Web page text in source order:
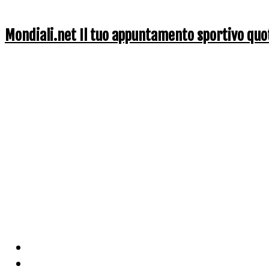
Mondiali.net Il tuo appuntamento sportivo